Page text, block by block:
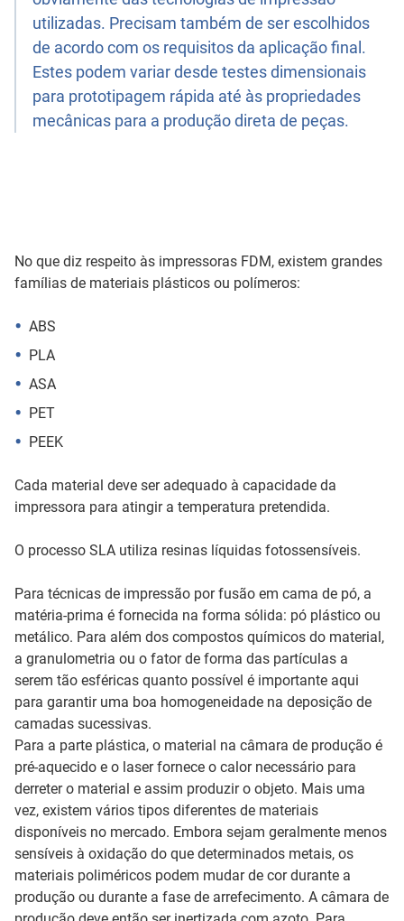
utilizadas. Precisam também de ser escolhidos
de acordo com os requisitos da aplicação final.
Estes podem variar desde testes dimensionais
para prototipagem rápida até às propriedades
mecânicas para a produção direta de peças.
No que diz respeito às impressoras FDM, existem grandes
famílias de materiais plásticos ou polímeros:
ABS
PLA
ASA
PET
PEEK
Cada material deve ser adequado à capacidade da
impressora para atingir a temperatura pretendida.
O processo SLA utiliza resinas líquidas fotossensíveis.
Para técnicas de impressão por fusão em cama de pó, a
matéria-prima é fornecida na forma sólida: pó plástico ou
metálico. Para além dos compostos químicos do material,
a granulometria ou o fator de forma das partículas a
serem tão esféricas quanto possível é importante aqui
para garantir uma boa homogeneidade na deposição de
camadas sucessivas.
Para a parte plástica, o material na câmara de produção é
pré-aquecido e o laser fornece o calor necessário para
derreter o material e assim produzir o objeto. Mais uma
vez, existem vários tipos diferentes de materiais
disponíveis no mercado. Embora sejam geralmente menos
sensíveis à oxidação do que determinados metais, os
materiais poliméricos podem mudar de cor durante a
produção ou durante a fase de arrefecimento. A câmara de